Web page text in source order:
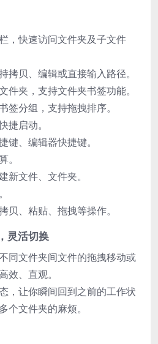
，快速访问文件夹及子文件
拷贝、编辑或直接输入路径。
件夹，支持文件夹书签功能。
签分组，支持拖拽排序。
捷启动。
键、编辑器快捷键。
。
新文件、文件夹。
贝、粘贴、拖拽等操作。
灵活切换
同文件夹间文件的拖拽移动或
效、直观。
，让你瞬间回到之前的工作状
个文件夹的麻烦。